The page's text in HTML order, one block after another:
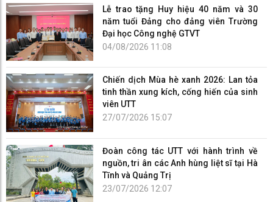
Lễ trao tặng Huy hiệu 40 năm và 30
năm tuổi Đảng cho đảng viên Trường
Đại học Công nghệ GTVT
04/08/2026 11:08
Chiến dịch Mùa hè xanh 2026: Lan tỏa
tinh thần xung kích, cống hiến của sinh
viên UTT
27/07/2026 15:07
Đoàn công tác UTT với hành trình về
nguồn, tri ân các Anh hùng liệt sĩ tại Hà
Tĩnh và Quảng Trị
23/07/2026 12:07